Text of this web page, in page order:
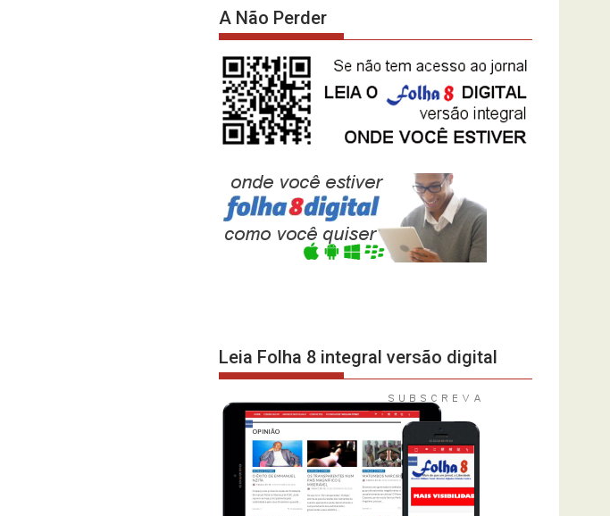
A Não Perder
Leia Folha 8 integral versão digital